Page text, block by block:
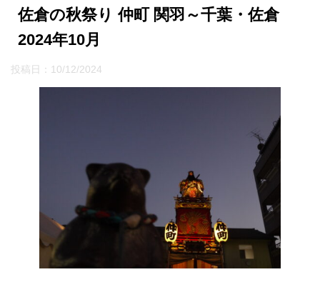
佐倉の秋祭り 仲町 関羽～千葉・佐倉
2024年10月
投稿日： 10/12/2024